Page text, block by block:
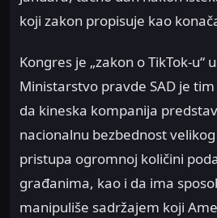
koji zakon propisuje kao
Kongres je „zakon o TikTok-u“
Ministarstvo pravde SAD je
da kineska kompanija
nacionalnu bezbednost
pristupa ogromnoj količini
građanima, kao i da ima
manipuliše sadržajem koji